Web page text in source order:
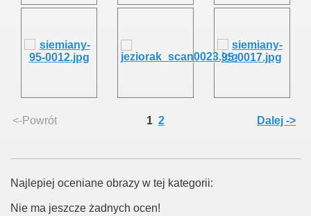
<-Powrót 1 2 Dalej ->
Najlepiej oceniane obrazy w tej kategorii:
Nie ma jeszcze żadnych ocen!